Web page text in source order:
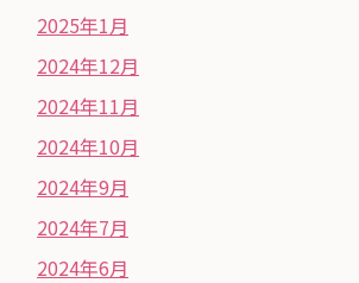
2025年1月
2024年12月
2024年11月
2024年10月
2024年9月
2024年7月
2024年6月